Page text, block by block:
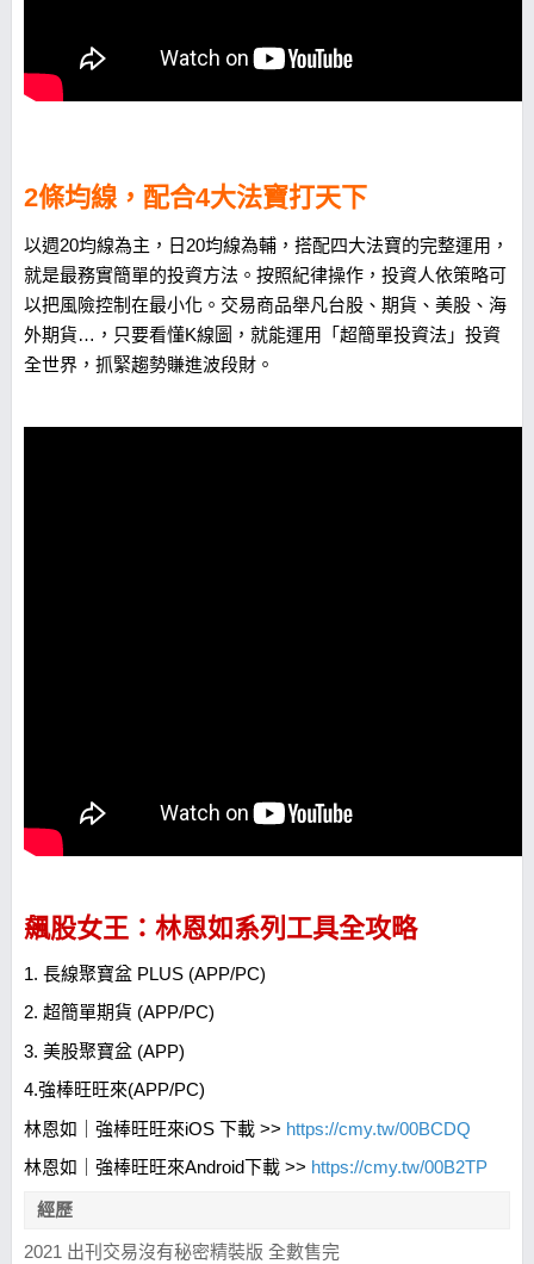
2條均線，配合4大法寶打天下
以週20均線為主，日20均線為輔，搭配四大法寶的完整運用，
就是最務實簡單的投資方法。按照紀律操作，投資人依策略可
以把風險控制在最小化。交易商品舉凡台股、期貨、美股、海
外期貨…，只要看懂K線圖，就能運用「超簡單投資法」投資
全世界，抓緊趨勢賺進波段財。
飆股女王：林恩如系列工具全攻略
1. 長線聚寶盆 PLUS (APP/PC)
2. 超簡單期貨 (APP/PC)
3. 美股聚寶盆 (APP)
4.強棒旺旺來(APP/PC)
林恩如｜強棒旺旺來iOS 下載 >> https://cmy.tw/00BCDQ
林恩如｜強棒旺旺來Android下載 >> https://cmy.tw/00B2TP
經歷
2021 出刊交易沒有秘密精裝版 全數售完